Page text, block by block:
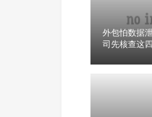
外包怕数据
司先核查这